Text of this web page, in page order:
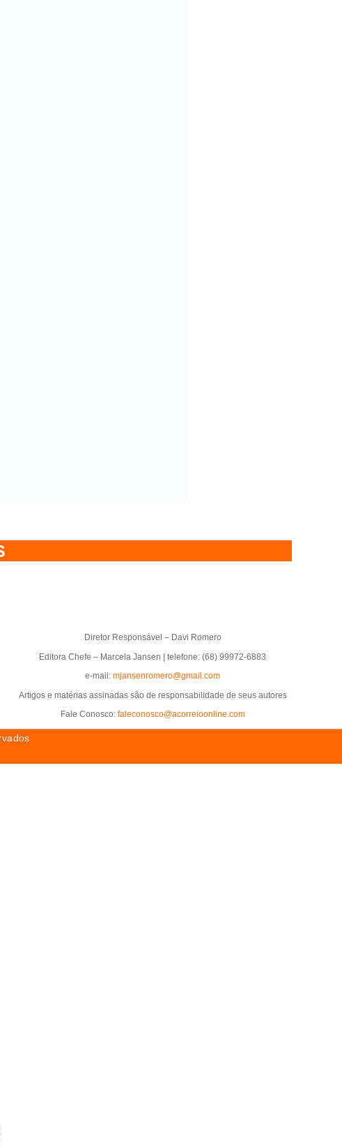
Diretor Responsável – Davi Romero
Editora Chefe – Marcela Jansen | telefone: (68) 99972-6883
e-mail: mjansenromero@gmail.com
Artigos e matérias assinadas são de responsabilidade de seus autores
Fale Conosco: faleconosco@acorreioonline.com